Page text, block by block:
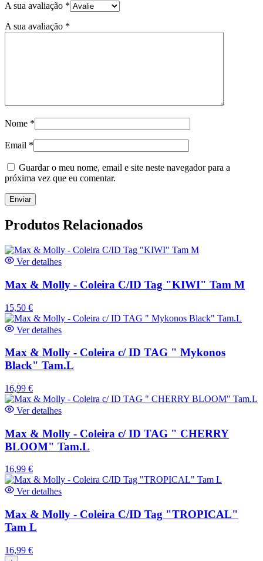
A sua avaliação *
A sua avaliação *
Nome *
Email *
Guardar o meu nome, email e site neste navegador para a
próxima vez que eu comentar.
Produtos Relacionados
Ver detalhes
Max & Molly - Coleira C/ID Tag "KIWI" Tam M
15,50 €
Ver detalhes
Max & Molly - Coleira c/ ID TAG " Mykonos
Black" Tam.L
16,99 €
Ver detalhes
Max & Molly - Coleira c/ ID TAG " CHERRY
BLOOM" Tam.L
16,99 €
Ver detalhes
Max & Molly - Coleira C/ID Tag "TROPICAL"
Tam L
16,99 €